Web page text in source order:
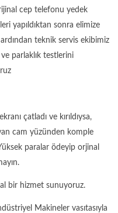
cep telefonu yedek
yapıldıktan sonra elimize
teknik servis ekibimiz
parlaklık testlerini
çatladı ve kırıldıysa,
cam yüzünden komple
paralar ödeyip orjinal
bir hizmet sunuyoruz.
Makineler vasıtasıyla